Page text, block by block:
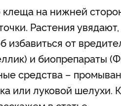
на нижней
Растения
от
и биопрепараты
средства –
или луковой шелухи.